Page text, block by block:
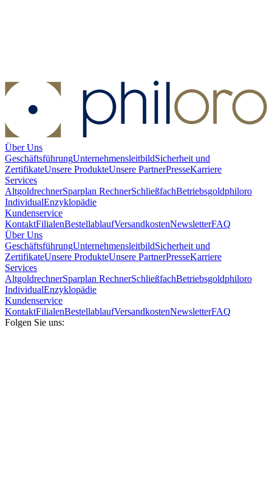
Über Uns
GeschäftsführungUnternehmensleitbildSicherheit und
ZertifikateUnsere ProdukteUnsere PartnerPresseKarriere
Services
AltgoldrechnerSparplan RechnerSchließfachBetriebsgoldphiloro
IndividualEnzyklopädie
Kundenservice
KontaktFilialenBestellablaufVersandkostenNewsletterFAQ
Über Uns
GeschäftsführungUnternehmensleitbildSicherheit und
ZertifikateUnsere ProdukteUnsere PartnerPresseKarriere
Services
AltgoldrechnerSparplan RechnerSchließfachBetriebsgoldphiloro
IndividualEnzyklopädie
Kundenservice
KontaktFilialenBestellablaufVersandkostenNewsletterFAQ
Folgen Sie uns: